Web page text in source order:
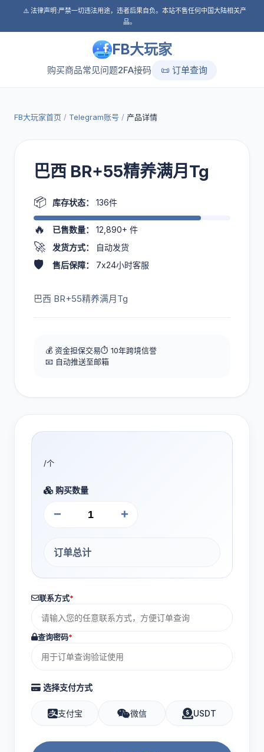
⚠️ 法律声明:严禁一切违法用途，违者后果自负。本站不售任何中国大陆相关产
品。
FB大玩家
购买商品常见问题2FA接码 📜 订单查询
FB大玩家首页 / Telegram账号 / 产品详情
巴西 BR+55精养满月Tg
📦 库存状态： 136件
🔥 已售数量： 12,890+ 件
🚀 发货方式： 自动发货
🛡️ 售后保障： 7x24小时客服
巴西 BR+55精养满月Tg
💰 资金担保交易⏱️ 10年跨境信誉
📧 自动推送至邮箱
/个
购买数量
− +
订单总计
联系方式*
查询密码*
选择支付方式
支付宝 微信 USDT